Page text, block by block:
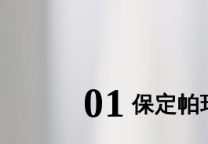
01 保定帕